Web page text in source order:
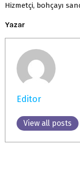
Hizmetçi, bohçayı
Yazar
Editor
View all posts